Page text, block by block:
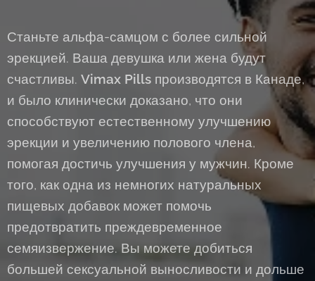
Станьте альфа-самцом с более сильной
эрекцией. Ваша девушка или жена будут
счастливы. Vimax Pills производятся в Канаде,
и было клинически доказано, что они
способствуют естественному улучшению
эрекции и увеличению полового члена,
помогая достичь улучшения у мужчин. Кроме
того, как одна из немногих натуральных
пищевых добавок может помочь
предотвратить преждевременное
семяизвержение. Вы можете добиться
большей сексуальной выносливости и дольше